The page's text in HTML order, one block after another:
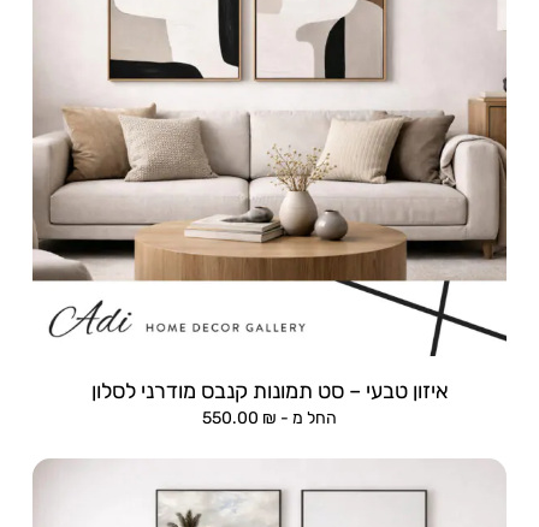
איזון טבעי – סט תמונות קנבס מודרני לסלון
החל מ - 550.00 ₪